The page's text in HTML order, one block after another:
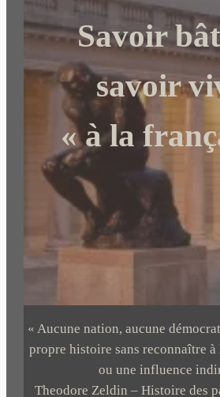
c
h
r
Savoir
savoir
« à la
« Aucune nation, aucune
propre histoire sans reconnaître à
ou une influence
Theodore Zeldin – Histoire des